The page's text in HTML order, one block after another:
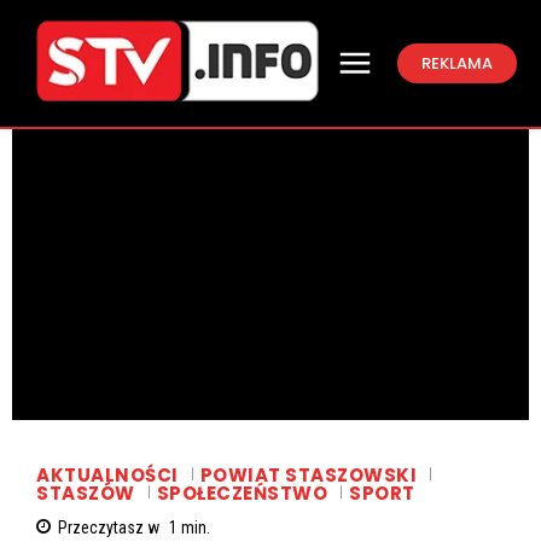
REKLAMA
AKTUALNOŚCI POWIAT STASZOWSKI
STASZÓW SPOŁECZEŃSTWO SPORT
Przeczytasz w 1 min.